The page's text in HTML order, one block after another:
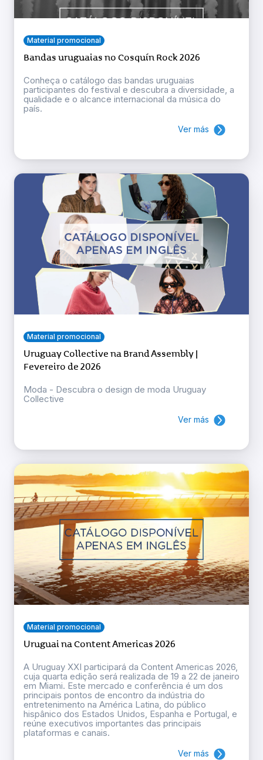
Material promocional
Bandas uruguaias no Cosquín Rock 2026
Conheça o catálogo das bandas uruguaias
participantes do festival e descubra a diversidade, a
qualidade e o alcance internacional da música do
país.
Ver más
Material promocional
Uruguay Collective na Brand Assembly |
Fevereiro de 2026
Moda - Descubra o design de moda Uruguay
Collective
Ver más
Material promocional
Uruguai na Content Americas 2026
A Uruguay XXI participará da Content Americas 2026,
cuja quarta edição será realizada de 19 a 22 de janeiro
em Miami. Este mercado e conferência é um dos
principais pontos de encontro da indústria do
entretenimento na América Latina, do público
hispânico dos Estados Unidos, Espanha e Portugal, e
reúne executivos importantes das principais
plataformas e canais.
Ver más